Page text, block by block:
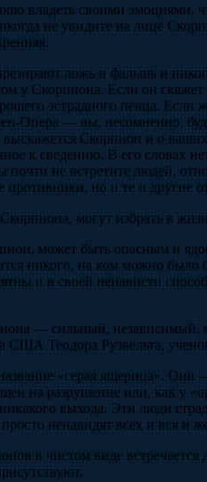
владеть своими эмоциями,
не увидите на лице
ложь и фальшь и
у Скорпиона. Если он
эстрадного певца.
Опера — вы, несомненно,
Скорпион и о
к сведению. В его словах
почти не встретите людей,
противники, но и те и другие
могут избрать в
может быть опасным и
никого, на ком можно
и в своей ненависти
— сильный,
США Теодора Рузвельта,
«серая ящерица».
на разрушение или, как у
никакого выхода. Эти люди
ненавидят всех и вся и
в чистом виде